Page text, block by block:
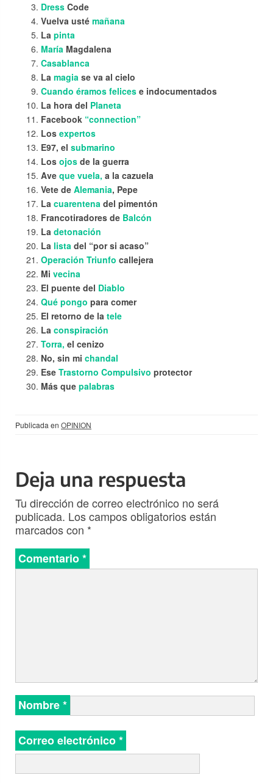
Dress Code
Vuelva usté mañana
La pinta
María Magdalena
Casablanca
La magia se va al cielo
Cuando éramos felices e indocumentados
La hora del Planeta
Facebook “connection”
Los expertos
E97, el submarino
Los ojos de la guerra
Ave que vuela, a la cazuela
Vete de Alemania, Pepe
La cuarentena del pimentón
Francotiradores de Balcón
La detonación
La lista del “por si acaso”
Operación Triunfo callejera
Mi vecina
El puente del Diablo
Qué pongo para comer
El retorno de la tele
La conspiración
Torra, el cenizo
No, sin mi chandal
Ese Trastorno Compulsivo protector
Más que palabras
Publicada en OPINION
Deja una respuesta
Tu dirección de correo electrónico no será
publicada. Los campos obligatorios están
marcados con *
Comentario*
Nombre*
Correo electrónico*